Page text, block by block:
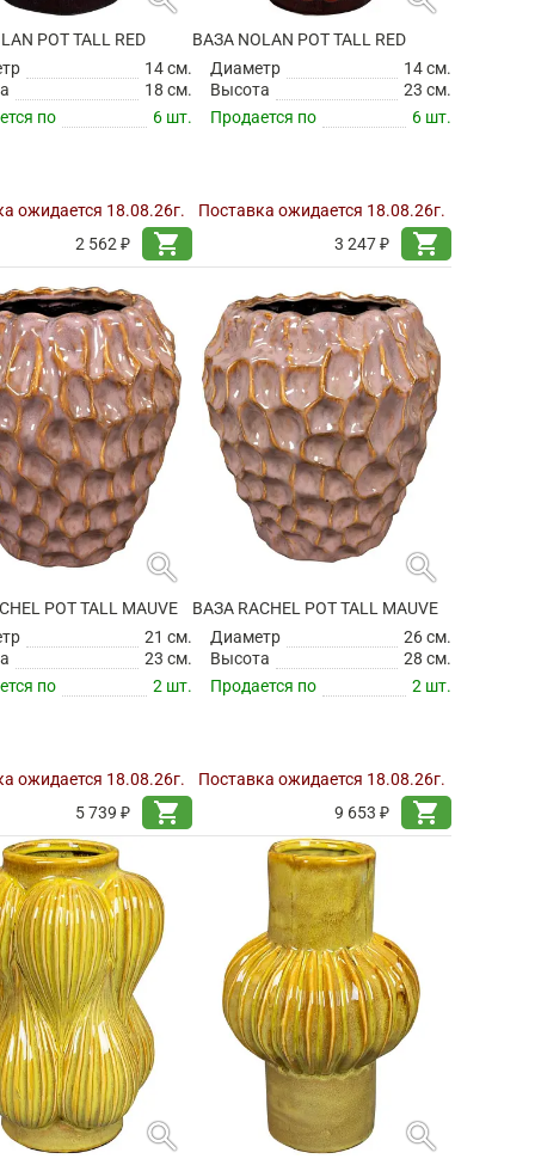
POT TALL RED
14 см.
18 см.
по
6 шт.
ожидается 18.08.26г.
2 562 ₽
shopping_cart
ВАЗА NOLAN POT TALL RED
Диаметр
14 см.
Высота
23 см.
Продается по
6 шт.
Поставка ожидается 18.08.26г.
3 247 ₽
shopping_cart
search
POT TALL MAUVE
21 см.
23 см.
по
2 шт.
ожидается 18.08.26г.
5 739 ₽
shopping_cart
search
ВАЗА RACHEL POT TALL MAUVE
Диаметр
26 см.
Высота
28 см.
Продается по
2 шт.
Поставка ожидается 18.08.26г.
9 653 ₽
shopping_cart
search search